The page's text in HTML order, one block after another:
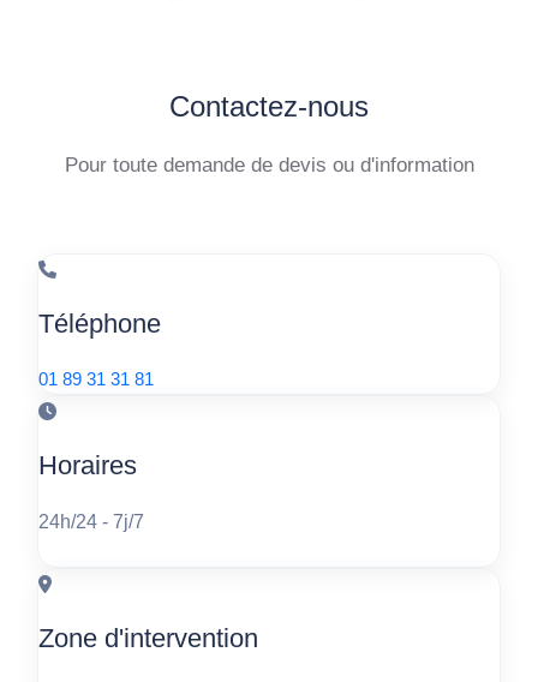
Contactez-nous
Pour toute demande de devis ou d'information
Téléphone
01 89 31 31 81
Horaires
24h/24 - 7j/7
Zone d'intervention